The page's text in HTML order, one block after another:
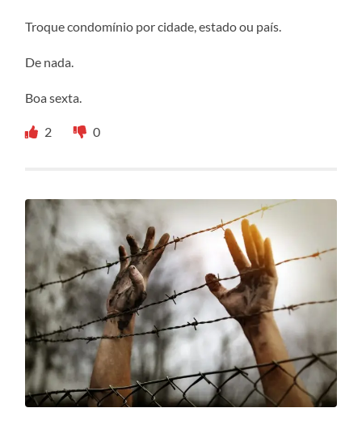
Troque condomínio por cidade, estado ou país.
De nada.
Boa sexta.
2 0